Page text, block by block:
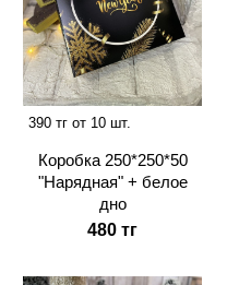
390 тг от 10 шт.
Коробка 250*250*50
"Нарядная" + белое
дно
480 тг